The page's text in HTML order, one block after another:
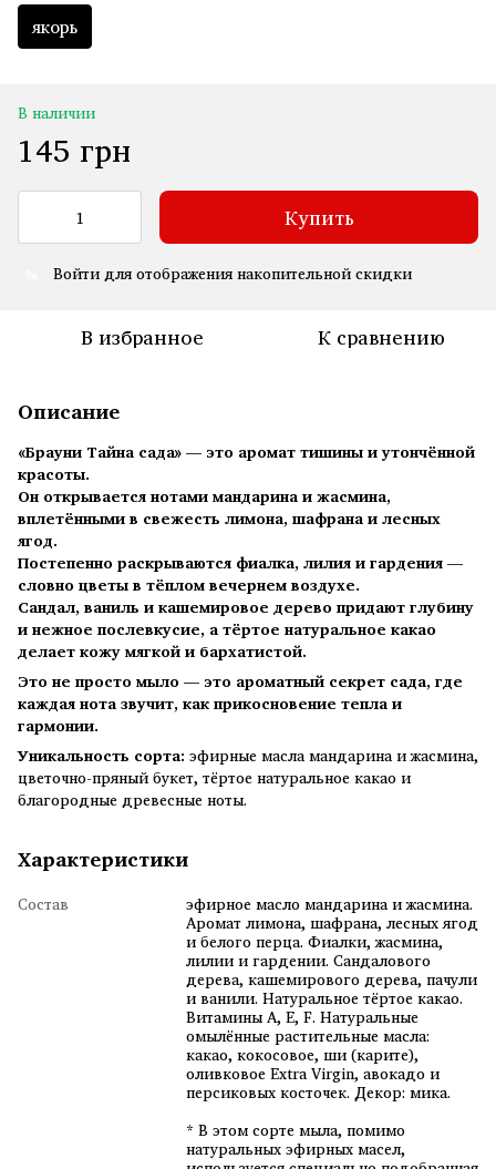
якорь
В наличии
145 грн
Купить
Войтидля отображения накопительной скидки
В избранное К сравнению
Описание
«Брауни Тайна сада»— это аромат тишины и утончённой
красоты.
Он открывается нотами мандарина и жасмина,
вплетёнными в свежесть лимона, шафрана и лесных
ягод.
Постепенно раскрываются фиалка, лилия и гардения —
словно цветы в тёплом вечернем воздухе.
Сандал, ваниль и кашемировое дерево придают глубину
и нежное послевкусие, а тёртое натуральное какао
делает кожу мягкой и бархатистой.
Это не просто мыло — это ароматный секрет сада, где
каждая нота звучит, как прикосновение тепла и
гармонии.
Уникальность сорта: эфирные масла мандарина и жасмина,
цветочно-пряный букет, тёртое натуральное какао и
благородные древесные ноты.
Характеристики
Состав эфирное масло мандарина и жасмина.
Аромат лимона, шафрана, лесных ягод
и белого перца. Фиалки, жасмина,
лилии и гардении. Сандалового
дерева, кашемирового дерева, пачули
и ванили. Натуральное тёртое какао.
Витамины А, Е, F. Натуральные
омылённые растительные масла:
какао, кокосовое, ши (карите),
оливковое Extra Virgin, авокадо и
персиковых косточек. Декор: мика.
* В этом сорте мыла, помимо
натуральных эфирных масел,